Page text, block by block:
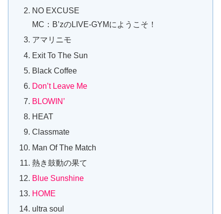
NO EXCUSE
MC：B’zのLIVE-GYMにようこそ！
アマリニモ
Exit To The Sun
Black Coffee
Don’t Leave Me
BLOWIN’
HEAT
Classmate
Man Of The Match
熱き鼓動の果て
Blue Sunshine
HOME
ultra soul